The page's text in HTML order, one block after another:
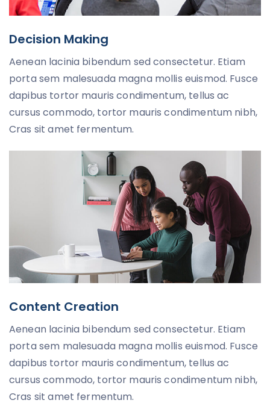
Decision Making
Aenean lacinia bibendum sed consectetur. Etiam
porta sem malesuada magna mollis euismod. Fusce
dapibus tortor mauris condimentum, tellus ac
cursus commodo, tortor mauris condimentum nibh,
Cras sit amet fermentum.
Content Creation
Aenean lacinia bibendum sed consectetur. Etiam
porta sem malesuada magna mollis euismod. Fusce
dapibus tortor mauris condimentum, tellus ac
cursus commodo, tortor mauris condimentum nibh,
Cras sit amet fermentum.